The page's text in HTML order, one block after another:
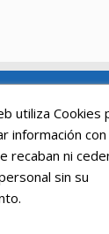
utiliza Cookies
información
recaban ni
sin su